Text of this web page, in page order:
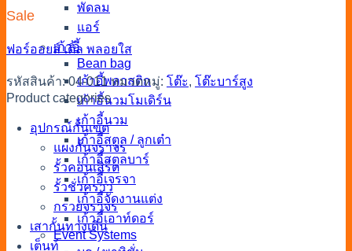
พัดลม
แอร์
เก้าอี้
Bean bag
เก้าอี้พลาสติก
เก้าอี้นวมโมเดิร์น
เก้าอี้นวม
เก้าอี้สตูล / ลูกเต๋า
เก้าอี้สตูลบาร์
เก้าอี้เจรจา
เก้าอี้จัดงานแต่ง
เก้าอี้เอาท์ดอร์
Event Systems
Sale
ฟอร์ออยล์ เติ้ล พลอยใส
รหัสสินค้า:04-011 หมวดหมู่: โต๊ะ, โต๊ะบาร์สูง
Product categories
อุปกรณ์กั้นเขต
แผงกั้นจราจร
รั้วคอนเสิร์ต
รั้วชั่วคราว
กรวยจราจร
เสากั้นทางเดิน
เต็นท์